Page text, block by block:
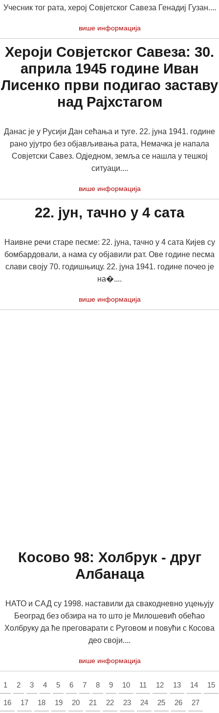
Учесник тог рата, херој Совјетског Савеза Генадиј Гузан....
више информација
Хероји Совјетског Савеза: 30.
априла 1945 године Иван
Лисенко први подигао заставу
над Рајхстагом
Данас је у Русији Дан сећања и туге. 22. јуна 1941. године
рано ујутро без објављивања рата, Немачка је напала
Совјетски Савез. Одједном, земља се нашла у тешкој
ситуаци....
више информација
22. јун, тачно у 4 сата
Наивне речи старе песме: 22. јуна, тачно у 4 сата Кијев су
бомбардовали, а нама су објавили рат. Ове године песма
слави своју 70. годишњицу. 22. јуна 1941. године почео је
на�....
више информација
Косово 98: Холбрук - друг
Албанаца
НАТО и САД су 1998. наставили да свакодневно уцењују
Београд без обзира на то што је Милошевић обећао
Холбруку да ће преговарати с Руговом и повући с Косова
део своји....
више информација
1 2 3 4 5 6 7 8 9 10 11 12 13 14 15
16 17 18 19 20 21 22 23 24 25 26 27